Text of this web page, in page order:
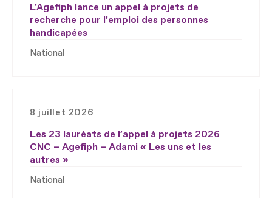
L'Agefiph lance un appel à projets de
recherche pour l’emploi des personnes
handicapées
National
8 juillet 2026
Les 23 lauréats de l’appel à projets 2026
CNC – Agefiph – Adami « Les uns et les
autres »
National